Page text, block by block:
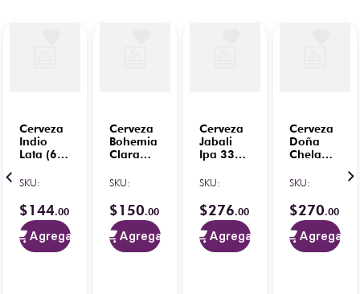
Cerveza
Indio
Lata (6
ml
SKU:
$144.00
Agregar
Cerveza
Bohemia
Clara
N/R 355
Pzas)
SKU:
$150.00
Agregar
Cerveza
Jabali
Ipa 330
botellas)
SKU:
$276.00
Agregar
Cerveza
Doña
Chela
N/R (6
ml
SKU:
$270.00
Agregar